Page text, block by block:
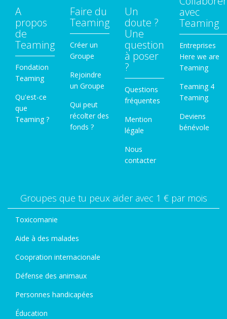
A
propos
de
Teaming
Fondation
Teaming
Qu'est-ce
que
Teaming ?
Faire du
Teaming
Créer un
Groupe
Rejoindre
un Groupe
Qui peut
récolter des
fonds ?
Un
doute ?
Une
question
à poser
?
Questions
fréquentes
Mention
légale
Nous
contacter
avec
Teaming
Entreprises
Here we are
Teaming
Teaming 4
Teaming
Deviens
bénévole
Groupes que tu peux aider avec 1 € par mois
Toxicomanie
Aide à des malades
Coopration internacionale
Défense des animaux
Personnes handicapées
Éducation